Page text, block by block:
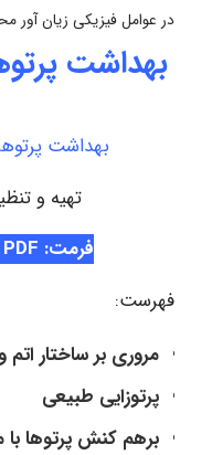
در عوامل فیزیکی زیان آور
بهداشت
بهداشت
تهیه و
فرمت: PDF
فهرست:
مروری بر ساختار
پرتوزایی طبیعی
برهم کنش پرتوها